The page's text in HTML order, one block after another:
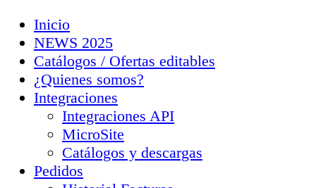
Inicio
NEWS 2025
Catálogos / Ofertas editables
¿Quienes somos?
Integraciones
Integraciones API
MicroSite
Catálogos y descargas
Pedidos